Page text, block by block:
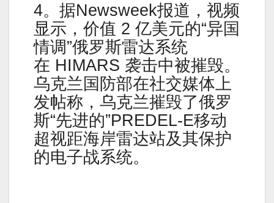
4。据Newsweek报道，视频
显示，价值 2 亿美元的“异国
情调”俄罗斯雷达系统
在 HIMARS 袭击中被摧毁。
乌克兰国防部在社交媒体上
发帖称，乌克兰摧毁了俄罗
斯“先进的”PREDEL-E移动
超视距海岸雷达站及其保护
的电子战系统。